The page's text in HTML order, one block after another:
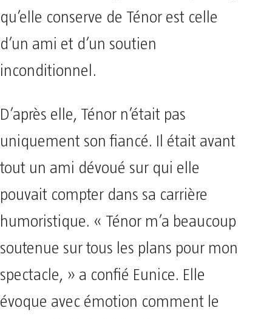
qu’elle conserve de Ténor est celle
d’un ami et d’un soutien
inconditionnel.
D’après elle, Ténor n’était pas
uniquement son fiancé. Il était avant
tout un ami dévoué sur qui elle
pouvait compter dans sa carrière
humoristique. « Ténor m’a beaucoup
soutenue sur tous les plans pour mon
spectacle, » a confié Eunice. Elle
évoque avec émotion comment le